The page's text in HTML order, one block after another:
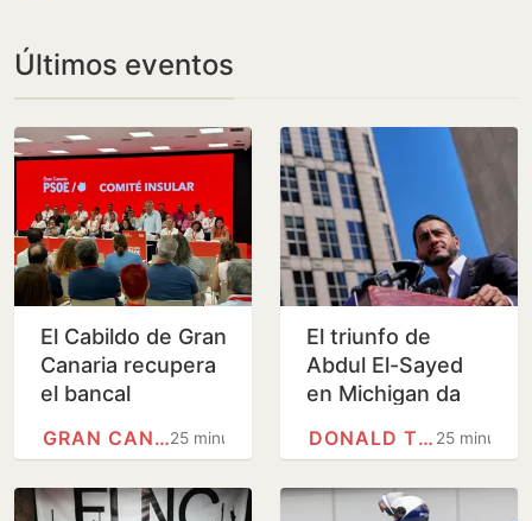
Últimos eventos
El Cabildo de Gran
Canaria recupera
el bancal
Lavaderos de25 minutos
GRAN CANARIA
El triunfo de
Abdul El-Sayed
en Michigan da
más progresista
Demócrata
25 minutos
DONALD TRUMP